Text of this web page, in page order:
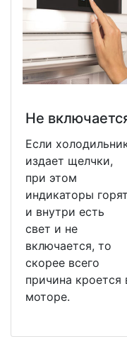
Не
Если
издает щелчки,
при этом
индикаторы горят
и внутри есть
свет и не
включается, то
скорее всего
причина кроется
моторе.